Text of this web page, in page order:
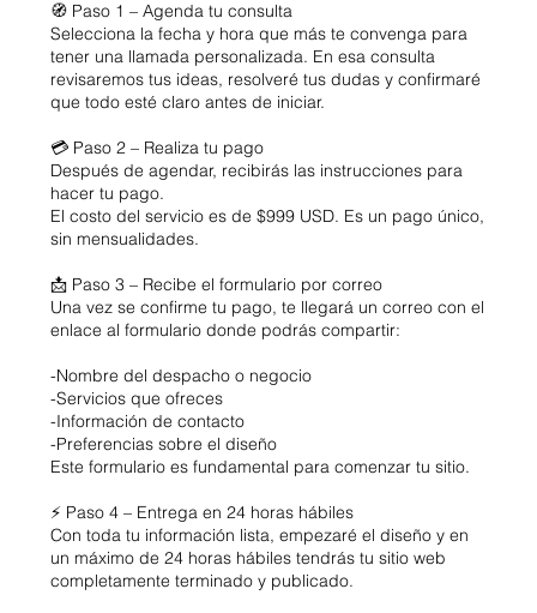
🧭 Paso 1 – Agenda tu consulta
Selecciona la fecha y hora que más te convenga para
tener una llamada personalizada. En esa consulta
revisaremos tus ideas, resolveré tus dudas y confirmaré
que todo esté claro antes de iniciar.
💳 Paso 2 – Realiza tu pago
Después de agendar, recibirás las instrucciones para
hacer tu pago.
El costo del servicio es de $999 USD. Es un pago único,
sin mensualidades.
📩 Paso 3 – Recibe el formulario por correo
Una vez se confirme tu pago, te llegará un correo con el
enlace al formulario donde podrás compartir:
-Nombre del despacho o negocio
-Servicios que ofreces
-Información de contacto
-Preferencias sobre el diseño
Este formulario es fundamental para comenzar tu sitio.
⚡ Paso 4 – Entrega en 24 horas hábiles
Con toda tu información lista, empezaré el diseño y en
un máximo de 24 horas hábiles tendrás tu sitio web
completamente terminado y publicado.